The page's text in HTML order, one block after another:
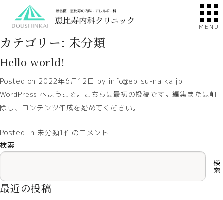
カテゴリー: 未分類
Hello world!
Posted on 2022年6月12日 by info@ebisu-naika.jp
WordPress へようこそ。こちらは最初の投稿です。編集または削
除し、コンテンツ作成を始めてください。
Posted in 未分類Hello
1件のコメント
検索
検
索
最近の投稿